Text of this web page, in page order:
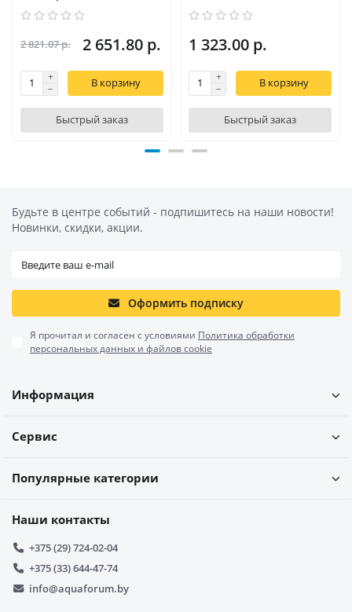
2 821.07 р. 2 651.80 р.
В корзину
Быстрый заказ
1 323.00 р.
В корзину
Быстрый заказ
Будьте в центре событий - подпишитесь на наши новости!
Новинки, скидки, акции.
Оформить подписку
Я прочитал и согласен с условиями Политика обработки
персональных данных и файлов cookie
Информация
Сервис
Популярные категории
Наши контакты
+375 (29) 724-02-04
+375 (33) 644-47-74
info@aquaforum.by